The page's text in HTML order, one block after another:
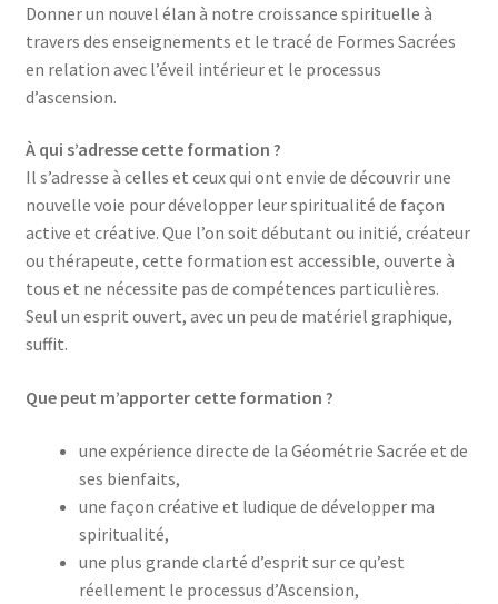
Donner un nouvel élan à notre croissance spirituelle à
travers des enseignements et le tracé de Formes Sacrées
en relation avec l’éveil intérieur et le processus
d’ascension.
À qui s’adresse cette formation ?
Il s’adresse à celles et ceux qui ont envie de découvrir une
nouvelle voie pour développer leur spiritualité de façon
active et créative. Que l’on soit débutant ou initié, créateur
ou thérapeute, cette formation est accessible, ouverte à
tous et ne nécessite pas de compétences particulières.
Seul un esprit ouvert, avec un peu de matériel graphique,
suffit.
Que peut m’apporter cette formation ?
une expérience directe de la Géométrie Sacrée et de
ses bienfaits,
une façon créative et ludique de développer ma
spiritualité,
une plus grande clarté d’esprit sur ce qu’est
réellement le processus d’Ascension,